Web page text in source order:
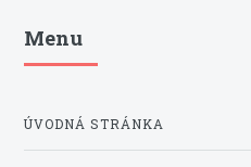
Menu
ÚVODNÁ STRÁNKA